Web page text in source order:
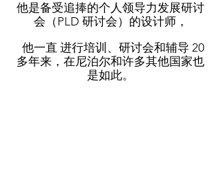
他是备受追捧的个人领导力发展研讨
会（PLD 研讨会）的设计师，
他一直 进行培训、研讨会和辅导 20
多年来，在尼泊尔和许多其他国家也
是如此。